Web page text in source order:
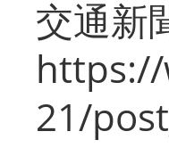
交通新
21/